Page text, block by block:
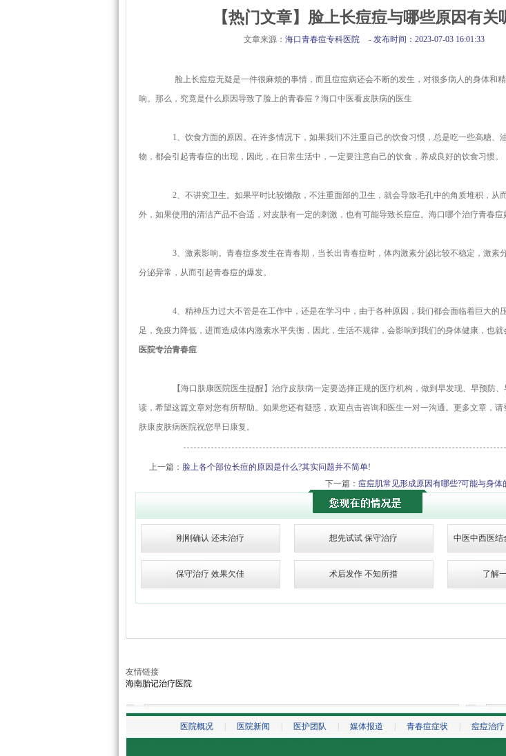
【热门文章】脸上长痘痘与哪些原因有关
文章来源： 海口青春痘专科医院 - 发布时间：2023-07-03 16:01:33
脸上长痘痘无疑是一件很麻烦的事情，而且痘痘病还会不断的发生，对很多病人的身体和
响。那么，究竟是什么原因导致了脸上的青春痘？海口中医看皮肤病的医生
1、饮食方面的原因。在许多情况下，如果我们不注重自己的饮食习惯，总是吃一些高糖、
物，都会引起青春痘的出现，因此，在日常生活中，一定要注意自己的饮食，养成良好的饮食习惯。
2、不讲究卫生。如果平时比较懒散，不注重面部的卫生，就会导致毛孔中的角质堆积，从
外，如果使用的清洁产品不合适，对皮肤有一定的刺激，也有可能导致长痘痘。海口哪个治疗青春痘
3、激素影响。青春痘多发生在青春期，当长出青春痘时，体内激素分泌比较不稳定，激素
分泌异常，从而引起青春痘的爆发。
4、精神压力过大不管是在工作中，还是在学习中，由于各种原因，我们都会面临着巨大的
足，免疫力降低，进而造成体内激素水平失衡，因此，生活不规律，会影响到我们的身体健康，也就
医院专治青春痘
【海口肤康医院医生提醒】治疗皮肤病一定要选择正规的医疗机构，做到早发现、早预防、
读，希望这篇文章对您有所帮助。如果您还有疑惑，欢迎点击咨询和医生一对一沟通。更多文章，请
肤康皮肤病医院祝您早日康复。
上一篇： 脸上各个部位长痘的原因是什么?其实问题并不简单!
下一篇： 痘痘肌常见形成原因有哪些?可能与身体
刚刚确认 还未治疗 想先试试 保守治疗 中医中西医结
保守治疗 效果欠佳 术后发作 不知所措 了解
友情链接
海南胎记治疗医院
医院概况 医院新闻 医护团队 媒体报道 青春痘症状 痘痘治疗